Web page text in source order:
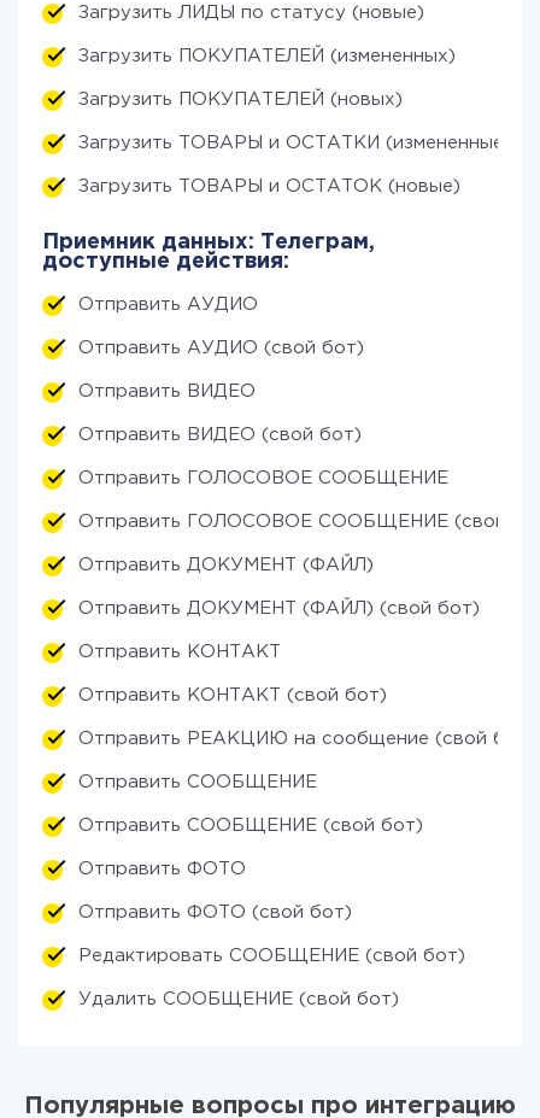
Загрузить ЛИДЫ по статусу (новые)
Загрузить ПОКУПАТЕЛЕЙ (измененных)
Загрузить ПОКУПАТЕЛЕЙ (новых)
Загрузить ТОВАРЫ и ОСТАТКИ (измененные)
Загрузить ТОВАРЫ и ОСТАТОК (новые)
Приемник данных: Телеграм,
доступные действия:
Отправить АУДИО
Отправить АУДИО (свой бот)
Отправить ВИДЕО
Отправить ВИДЕО (свой бот)
Отправить ГОЛОСОВОЕ СООБЩЕНИЕ
Отправить ГОЛОСОВОЕ СООБЩЕНИЕ (свой
Отправить ДОКУМЕНТ (ФАЙЛ)
Отправить ДОКУМЕНТ (ФАЙЛ) (свой бот)
Отправить КОНТАКТ
Отправить КОНТАКТ (свой бот)
Отправить РЕАКЦИЮ на сообщение (свой бот)
Отправить СООБЩЕНИЕ
Отправить СООБЩЕНИЕ (свой бот)
Отправить ФОТО
Отправить ФОТО (свой бот)
Редактировать СООБЩЕНИЕ (свой бот)
Удалить СООБЩЕНИЕ (свой бот)
Популярные вопросы про интеграцию